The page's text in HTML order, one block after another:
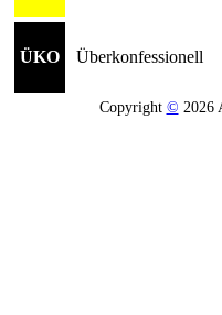
ÜKO Überkonfessionell
Copyright © 2026